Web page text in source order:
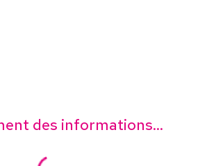
des informations...